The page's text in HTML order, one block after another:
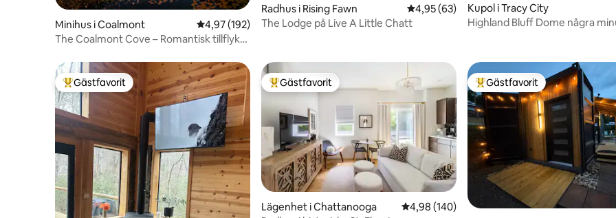
Minihus i Coalmont 4,97 av 5 i genomsnittligt betyg, 192 omdömen
4,97 (192)
The Coalmont Cove – Romantisk tillflykt
Radhus i Rising Fawn 4,95 av 5 i genomsnittligt betyg, 63
4,95 (63)
The Lodge på Live A Little Chatt
Kupol i Tracy City
Highland Bluff Dome några
Populär gästfavorit
Gästfavorit Populär gästfavorit
Gästfavorit
Lägenhet i Chattanooga 4,98 av 5 i genomsnittligt betyg, 140
4,98 (140)
Populär gästfavorit
Gästfavorit